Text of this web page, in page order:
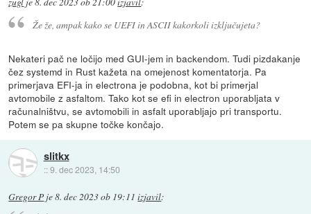
Že že, ampak kako se UEFI in ASCII kakorkoli izključujeta?
Nekateri pač ne ločijo med GUI-jem in backendom. Tudi pizdakanje
čez systemd in Rust kažeta na omejenost komentatorja. Pa
primerjava EFI-ja in electrona je podobna, kot bi primerjal
avtomobile z asfaltom. Tako kot se efi in electron uporabljata v
računalništvu, se avtomobili in asfalt uporabljajo pri transportu.
Potem se pa skupne točke končajo.
slitkx
::9. dec 2023, 14:50
Gregor P je8. dec 2023 ob 19:11 izjavil: